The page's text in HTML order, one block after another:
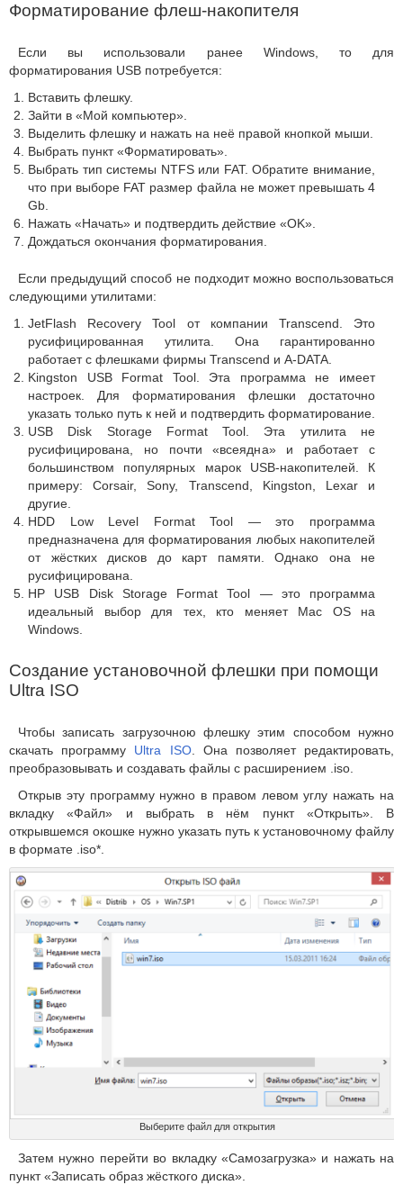
Форматирование флеш-накопителя
Если вы использовали ранее Windows, то для
форматирования USB потребуется:
Вставить флешку.
Зайти в «Мой компьютер».
Выделить флешку и нажать на неё правой кнопкой мыши.
Выбрать пункт «Форматировать».
Выбрать тип системы NTFS или FAT. Обратите внимание,
что при выборе FAT размер файла не может превышать 4
Gb.
Нажать «Начать» и подтвердить действие «OK».
Дождаться окончания форматирования.
Если предыдущий способ не подходит можно воспользоваться
следующими утилитами:
JetFlash Recovery Tool от компании Transcend. Это
русифицированная утилита. Она гарантированно
работает с флешками фирмы Transcend и A-DATA.
Kingston USB Format Tool. Эта программа не имеет
настроек. Для форматирования флешки достаточно
указать только путь к ней и подтвердить форматирование.
USB Disk Storage Format Tool. Эта утилита не
русифицирована, но почти «всеядна» и работает с
большинством популярных марок USB-накопителей. К
примеру: Corsair, Sony, Transcend, Kingston, Lexar и
другие.
HDD Low Level Format Tool — это программа
предназначена для форматирования любых накопителей
от жёстких дисков до карт памяти. Однако она не
русифицирована.
HP USB Disk Storage Format Tool — это программа
идеальный выбор для тех, кто меняет Mac OS на
Windows.
Создание установочной флешки при помощи
Ultra ISO
Чтобы записать загрузочною флешку этим способом нужно
скачать программу Ultra ISO. Она позволяет редактировать,
преобразовывать и создавать файлы с расширением .iso.
Открыв эту программу нужно в правом левом углу нажать на
вкладку «Файл» и выбрать в нём пункт «Открыть». В
открывшемся окошке нужно указать путь к установочному файлу
в формате .iso*.
Выберите файл для открытия
Затем нужно перейти во вкладку «Самозагрузка» и нажать на
пункт «Записать образ жёсткого диска».